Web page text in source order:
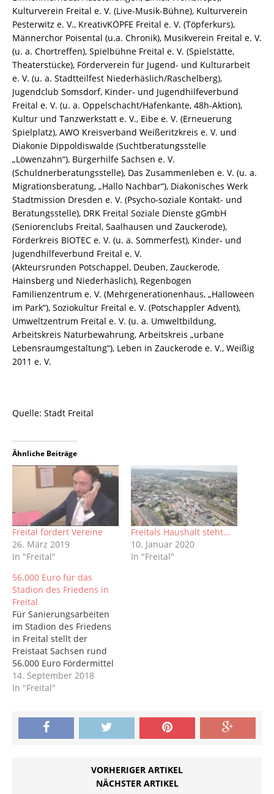
Kulturverein Freital e. V. (Live-Musik-Bühne), Kulturverein
Pesterwitz e. V., KreativKÖPFE Freital e. V. (Töpferkurs),
Männerchor Poisental (u.a. Chronik), Musikverein Freital e. V.
(u. a. Chortreffen), Spielbühne Freital e. V. (Spielstätte,
Theaterstücke), Förderverein für Jugend- und Kulturarbeit
e. V. (u. a. Stadtteilfest Niederhäslich/Raschelberg),
Jugendclub Somsdorf, Kinder- und Jugendhilfeverbund
Freital e. V. (u. a. Oppelschacht/Hafenkante, 48h-Aktion),
Kultur und Tanzwerkstatt e. V., Eibe e. V. (Erneuerung
Spielplatz), AWO Kreisverband Weißeritzkreis e. V. und
Diakonie Dippoldiswalde (Suchtberatungsstelle
„Löwenzahn“), Bürgerhilfe Sachsen e. V.
(Schuldnerberatungsstelle), Das Zusammenleben e. V. (u. a.
Migrationsberatung, „Hallo Nachbar“), Diakonisches Werk
Stadtmission Dresden e. V. (Psycho-soziale Kontakt- und
Beratungsstelle), DRK Freital Soziale Dienste gGmbH
(Seniorenclubs Freital, Saalhausen und Zauckerode),
Förderkreis BIOTEC e. V. (u. a. Sommerfest), Kinder- und
Jugendhilfeverbund Freital e. V.
(Akteursrunden Potschappel, Deuben, Zauckerode,
Hainsberg und Niederhäslich), Regenbogen
Familienzentrum e. V. (Mehrgenerationenhaus, „Halloween
im Park“), Soziokultur Freital e. V. (Potschappler Advent),
Umweltzentrum Freital e. V. (u. a. Umweltbildung,
Arbeitskreis Naturbewahrung, Arbeitskreis „urbane
Lebensraumgestaltung“), Leben in Zauckerode e. V., Weißig
2011 e. V.
Quelle: Stadt Freital
Ähnliche Beiträge
Freital fördert Vereine
26. März 2019
In "Freital"
Freitals Haushalt steht…
10. Januar 2020
In "Freital"
56.000 Euro für das
Stadion des Friedens in
Freital
Für Sanierungsarbeiten
im Stadion des Friedens
in Freital stellt der
Freistaat Sachsen rund
56.000 Euro Fördermittel
bereit. Innenminister
Prof. Dr. Roland Wöller
Fördermittelbescheide
überreicht. Mit dem Geld
Bogenschützen sowie
Lager- und Sozialräume
14. September 2018
In "Freital"
VORHERIGER ARTIKEL
NÄCHSTER ARTIKEL